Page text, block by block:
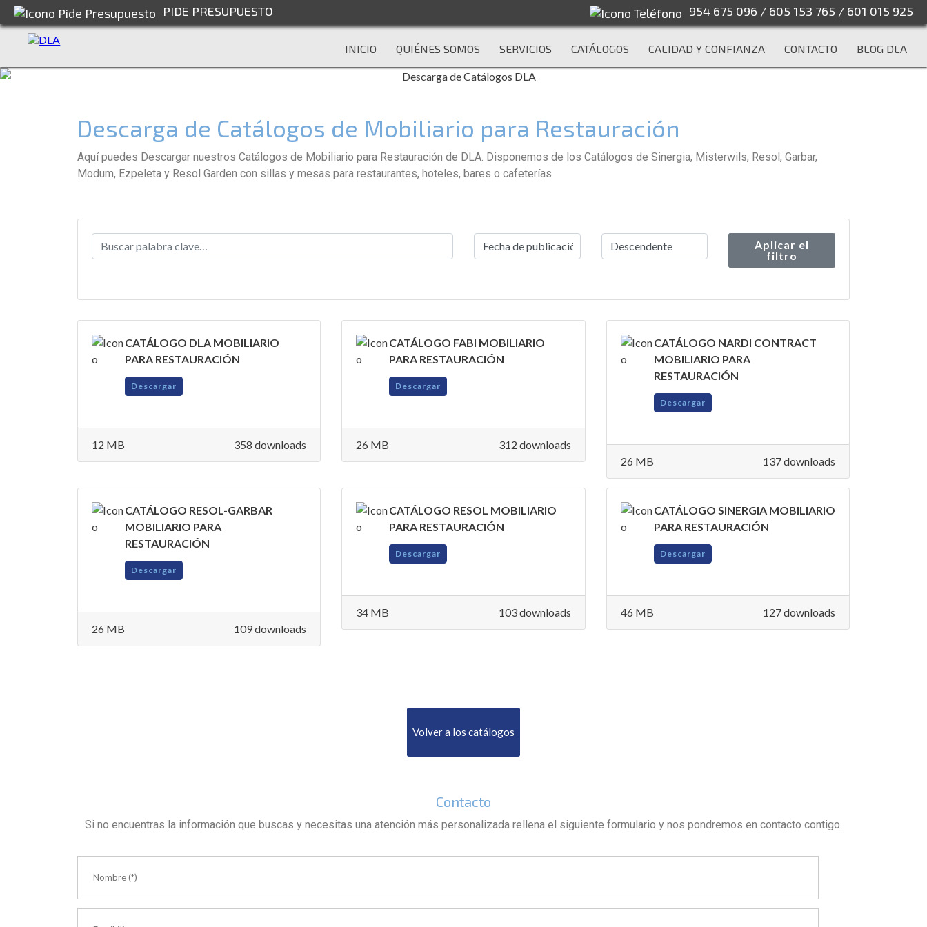
PIDE PRESUPUESTO 954 675 096 / 605 153 765 / 601 015 925
INICIO QUIÉNES SOMOS SERVICIOS CATÁLOGOS CALIDAD Y CONFIANZA CONTACTO BLOG DLA
Descarga de Catálogos de Mobiliario para Restauración
Aquí puedes Descargar nuestros Catálogos de Mobiliario para Restauración de DLA. Disponemos de los Catálogos de Sinergia, Misterwils, Resol, Garbar,
Modum, Ezpeleta y Resol Garden con sillas y mesas para restaurantes, hoteles, bares o cafeterías
Aplicar el
filtro
CATÁLOGO DLA MOBILIARIO
PARA RESTAURACIÓN
Descargar
358 downloads
12 MB
CATÁLOGO FABI MOBILIARIO
PARA RESTAURACIÓN
Descargar
312 downloads
26 MB
CATÁLOGO NARDI CONTRACT
MOBILIARIO PARA
RESTAURACIÓN
Descargar
137 downloads
26 MB
CATÁLOGO RESOL-GARBAR
MOBILIARIO PARA
RESTAURACIÓN
Descargar
109 downloads
26 MB
CATÁLOGO RESOL MOBILIARIO
PARA RESTAURACIÓN
Descargar
103 downloads
34 MB
CATÁLOGO SINERGIA MOBILIARIO
PARA RESTAURACIÓN
Descargar
127 downloads
46 MB
Volver a los catálogos
Contacto
Si no encuentras la información que buscas y necesitas una atención más personalizada rellena el siguiente formulario y nos pondremos en contacto contigo.